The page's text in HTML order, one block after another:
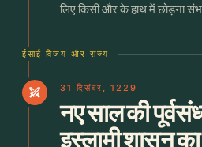
लिए किसी और के हाथ में छोड़ना
ईसाई विजय और राज्य
swords 31 दिसंबर, 1229
नए साल की
इस्लामी शासन